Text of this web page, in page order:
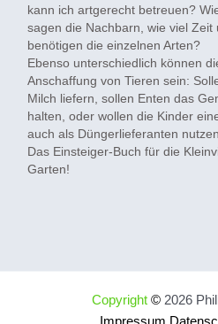
kann ich artgerecht betreuen?
sagen die Nachbarn, wie viel Zeit
benötigen die einzelnen Arten?
Ebenso unterschiedlich können
Anschaffung von Tieren sein:
Milch liefern, sollen Enten das
halten, oder wollen die Kinder
auch als Düngerlieferanten
Das Einsteiger-Buch für die
Garten!
Copyright ©2026